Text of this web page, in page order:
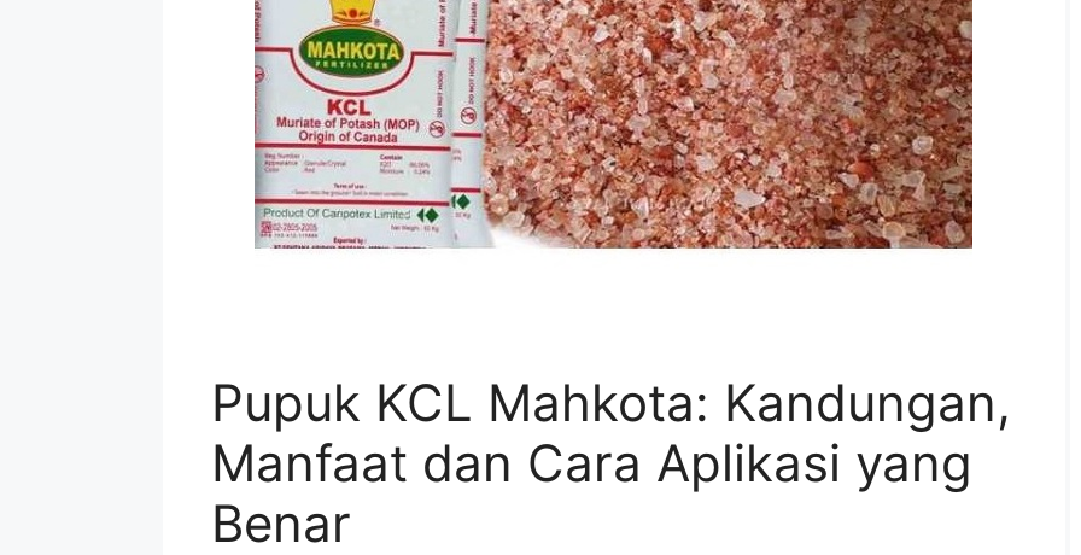
Pupuk KCL Mahkota: Kandungan,
Manfaat dan Cara Aplikasi yang
Benar